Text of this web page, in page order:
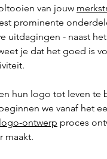
van jouw
prominente
uitdagingen - naast het
je dat het goed is
hun logo tot leven te
we vanaf het
logo-ontwerp proces
maakt.